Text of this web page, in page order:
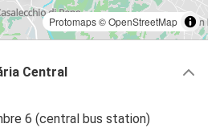
Protomaps©OpenStreetMap
Central
6 (central bus station)